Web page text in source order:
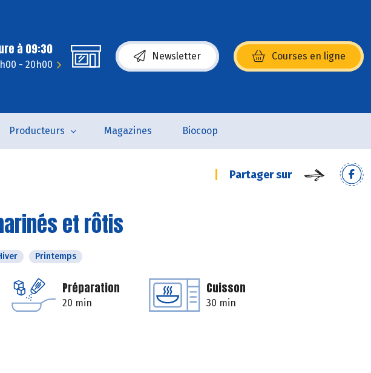
à 09:30
- 20h00
Newsletter Courses en ligne
(s’ouvre dans une nouvelle fenêtre)
Producteurs Magazines Biocoop
Partager sur
et rôtis
Printemps
Préparation
20 min
Cuisson
30 min